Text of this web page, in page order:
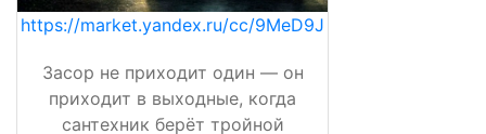
https://market.yandex.ru/cc/9MeD9J
Засор не приходит один — он
приходит в выходные, когда
сантехник берёт тройной